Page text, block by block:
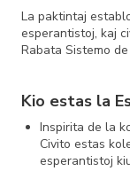
La paktintaj
esperantistoj, kaj
Rabata Sistemo
Kio estas la
Inspirita de la
Civito estas
esperantistoj